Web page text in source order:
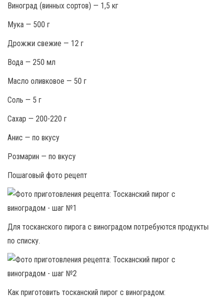
Виноград (винных сортов) — 1,5 кг
Мука — 500 г
Дрожжи свежие — 12 г
Вода — 250 мл
Масло оливковое — 50 г
Соль — 5 г
Сахар — 200-220 г
Анис — по вкусу
Розмарин — по вкусу
Пошаговый фото рецепт
Для тосканского пирога с виноградом потребуются продукты
по списку.
Как приготовить тосканский пирог с виноградом: